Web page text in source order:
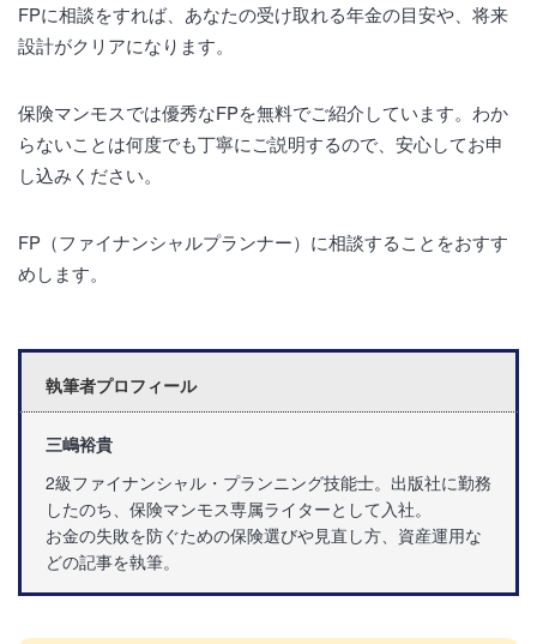
FPに相談をすれば、あなたの受け取れる年金の目安や、将来
設計がクリアになります。
保険マンモスでは優秀なFPを無料でご紹介しています。わか
らないことは何度でも丁寧にご説明するので、安心してお申
し込みください。
FP（ファイナンシャルプランナー）に相談することをおすす
めします。
執筆者プロフィール
三嶋裕貴
2級ファイナンシャル・プランニング技能士。出版社に勤務
したのち、保険マンモス専属ライターとして入社。
お金の失敗を防ぐための保険選びや見直し方、資産運用な
どの記事を執筆。